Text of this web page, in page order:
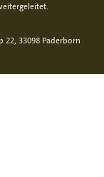
33098 Paderborn